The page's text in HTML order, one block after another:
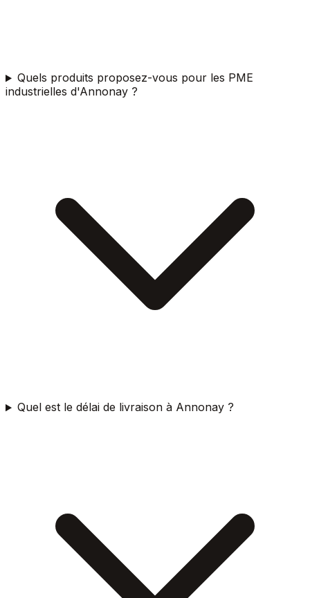
Quels produits proposez-vous pour les PME
industrielles d'Annonay ?
Quel est le délai de livraison à Annonay ?